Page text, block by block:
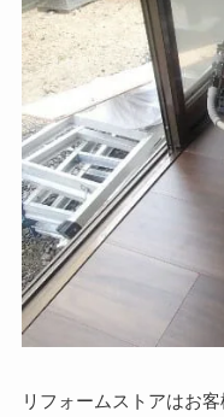
リフォームストアはお